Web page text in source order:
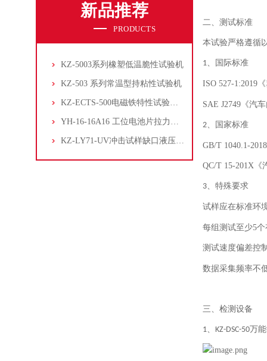
新品推荐
PRODUCTS
KZ-5003系列橡塑低温脆性试验机
KZ-503 系列常温型持粘性试验机
KZ-ECTS-500电磁铁特性试验系统
YH-16-16A16 工位电池片拉力试验机
KZ-LY71-UV冲击试样缺口液压拉床
二、 测试标准
本试验严格遵循
1、 国际标准
ISO 527-1:2019《
SAE J2749《汽
2、 国家标准
GB/T 1040.1-2018
QC/T 15-201X《
3、 特殊要求
试样应在标准环
每组测试至少5个
测试速度偏差控
数据采集频率不
三、检测设备
1、 KZ-DSC-50万